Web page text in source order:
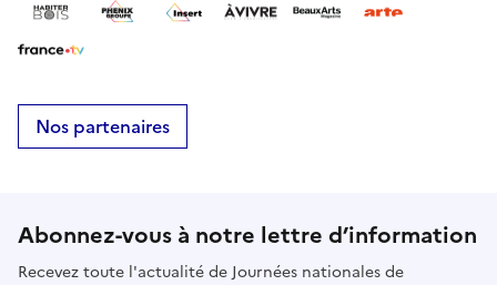
Nos partenaires
Abonnez-vous à notre lettre d’information
Recevez toute l'actualité de Journées nationales de